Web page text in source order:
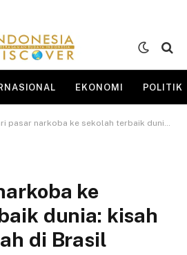
EKONOMI POLITIK
pasar narkoba ke sekolah terbaik dunia: kisah suatu sekolah di Brasil
ke
dunia: kisah
di Brasil